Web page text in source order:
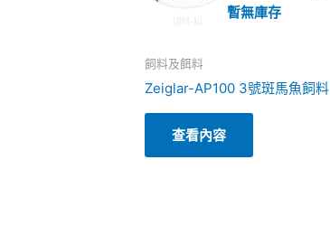
暫無庫存
飼料及餌料
Zeiglar-AP100 3號斑馬魚飼料
查看內容